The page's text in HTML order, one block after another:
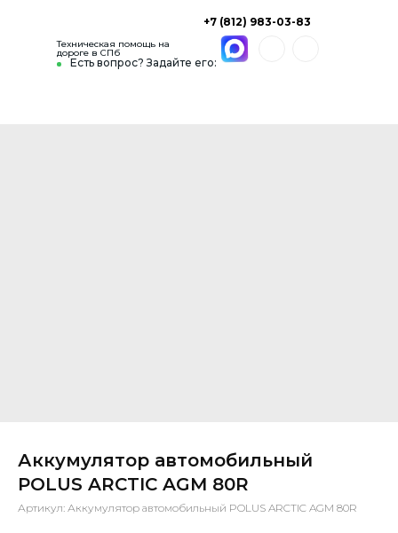
Есть вопрос? Задайте его:
+7 (812) 983-03-83
Техническая помощь на
дороге в СПб
Аккумулятор автомобильный
POLUS ARCTIC AGM 80R
Артикул: Аккумулятор автомобильный POLUS ARCTIC AGM 80R